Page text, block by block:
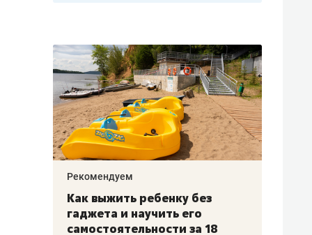
–
Рекомендуем
Как выжить ребенку без
гаджета и научить его
самостоятельности за 18